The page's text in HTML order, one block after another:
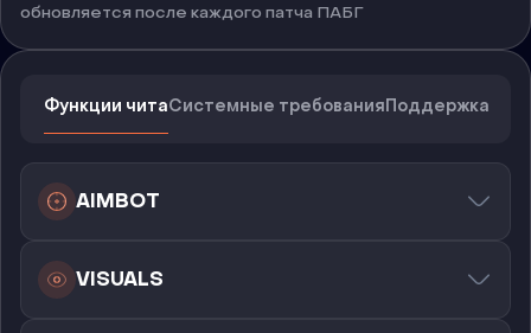
обновляется после каждого патча ПАБГ
Функции читаСистемные требованияПоддержка
AIMBOT
VISUALS